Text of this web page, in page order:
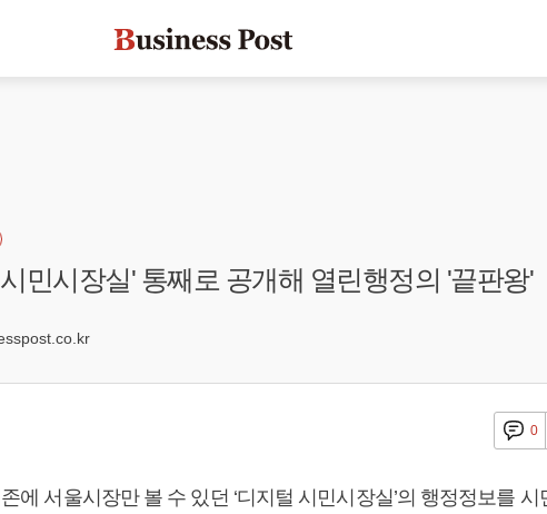
민시장실' 통째로 공개해 열린행정의 '끝판왕'
0
에 서울시장만 볼 수 있던 ‘디지털 시민시장실’의 행정정보를 시